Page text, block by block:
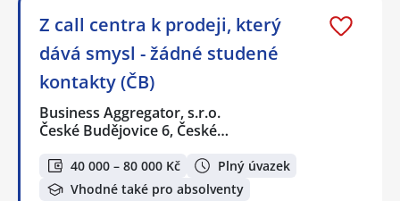
Z call centra k prodeji, který
dává smysl - žádné studené
kontakty (ČB)
Business Aggregator, s.r.o.
České Budějovice 6, České…
40 000 – 80 000 Kč
Plný úvazek
Vhodné také pro absolventy